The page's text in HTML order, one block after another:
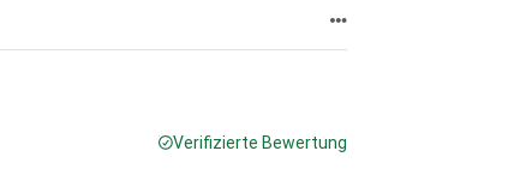
Verifizierte Bewertung